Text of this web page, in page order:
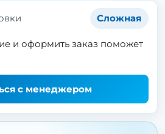
Сложная
и оформить заказ поможет
с менеджером